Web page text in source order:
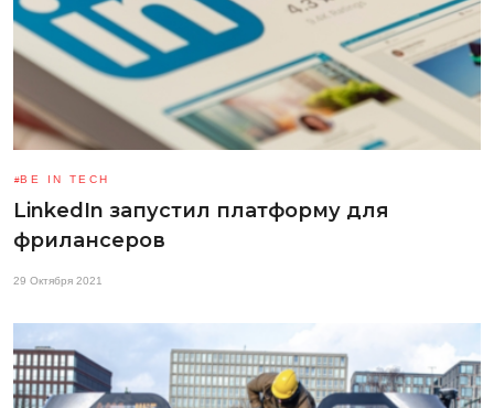
BE IN TECH
LinkedIn запустил платформу для
фрилансеров
29 Октября 2021